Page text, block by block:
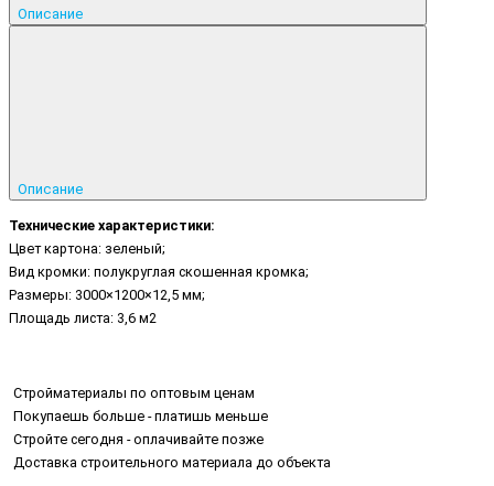
Описание
Описание
Технические характеристики:
Цвет картона: зеленый;
Вид кромки: полукруглая скошенная кромка;
Размеры: 3000×1200×12,5 мм;
Площадь листа: 3,6 м2
Стройматериалы по оптовым ценам
Покупаешь больше - платишь меньше
Стройте сегодня - оплачивайте позже
Доставка строительного материала до объекта